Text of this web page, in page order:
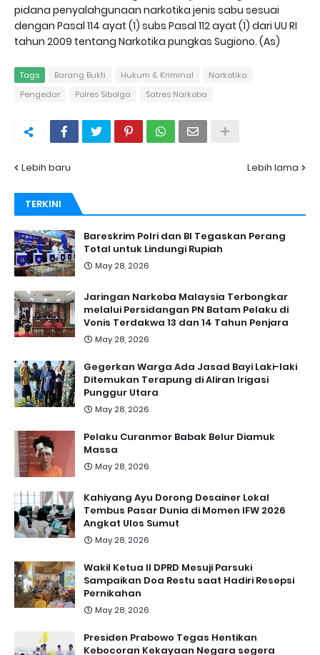
pidana penyalahgunaan narkotika jenis sabu sesuai
dengan Pasal 114 ayat (1) subs Pasal 112 ayat (1) dari UU RI
tahun 2009 tentang Narkotika pungkas Sugiono. (As)
Tags Barang Bukti Hukum & Kriminal
Narkotika
Pengedar
Polres Sibolga Satres Narkoba
Lebih baru Lebih lama
TERKINI
Bareskrim Polri dan BI Tegaskan Perang
Total untuk Lindungi Rupiah
May 28, 2026
Jaringan Narkoba Malaysia Terbongkar
melalui Persidangan PN Batam Pelaku di
Vonis Terdakwa 13 dan 14 Tahun Penjara
May 28, 2026
Gegerkan Warga Ada Jasad Bayi Laki-laki
Ditemukan Terapung di Aliran Irigasi
Punggur Utara
May 28, 2026
Pelaku Curanmor Babak Belur Diamuk
Massa
May 28, 2026
Kahiyang Ayu Dorong Desainer Lokal
Tembus Pasar Dunia di Momen IFW 2026
Angkat Ulos Sumut
May 28, 2026
Wakil Ketua II DPRD Mesuji Parsuki
Sampaikan Doa Restu saat Hadiri Resepsi
Pernikahan
May 28, 2026
Presiden Prabowo Tegas Hentikan
Kebocoran Kekayaan Negara segera